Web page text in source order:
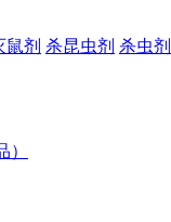
鼠剂 杀昆虫剂 杀虫剂